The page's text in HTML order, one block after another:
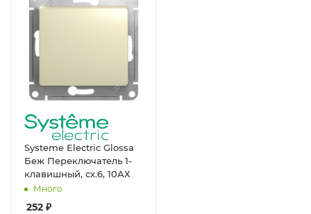
Systeme Electric Glossa
Беж Переключатель 1-
клавишный, сх.6, 10АХ
Много
252 ₽